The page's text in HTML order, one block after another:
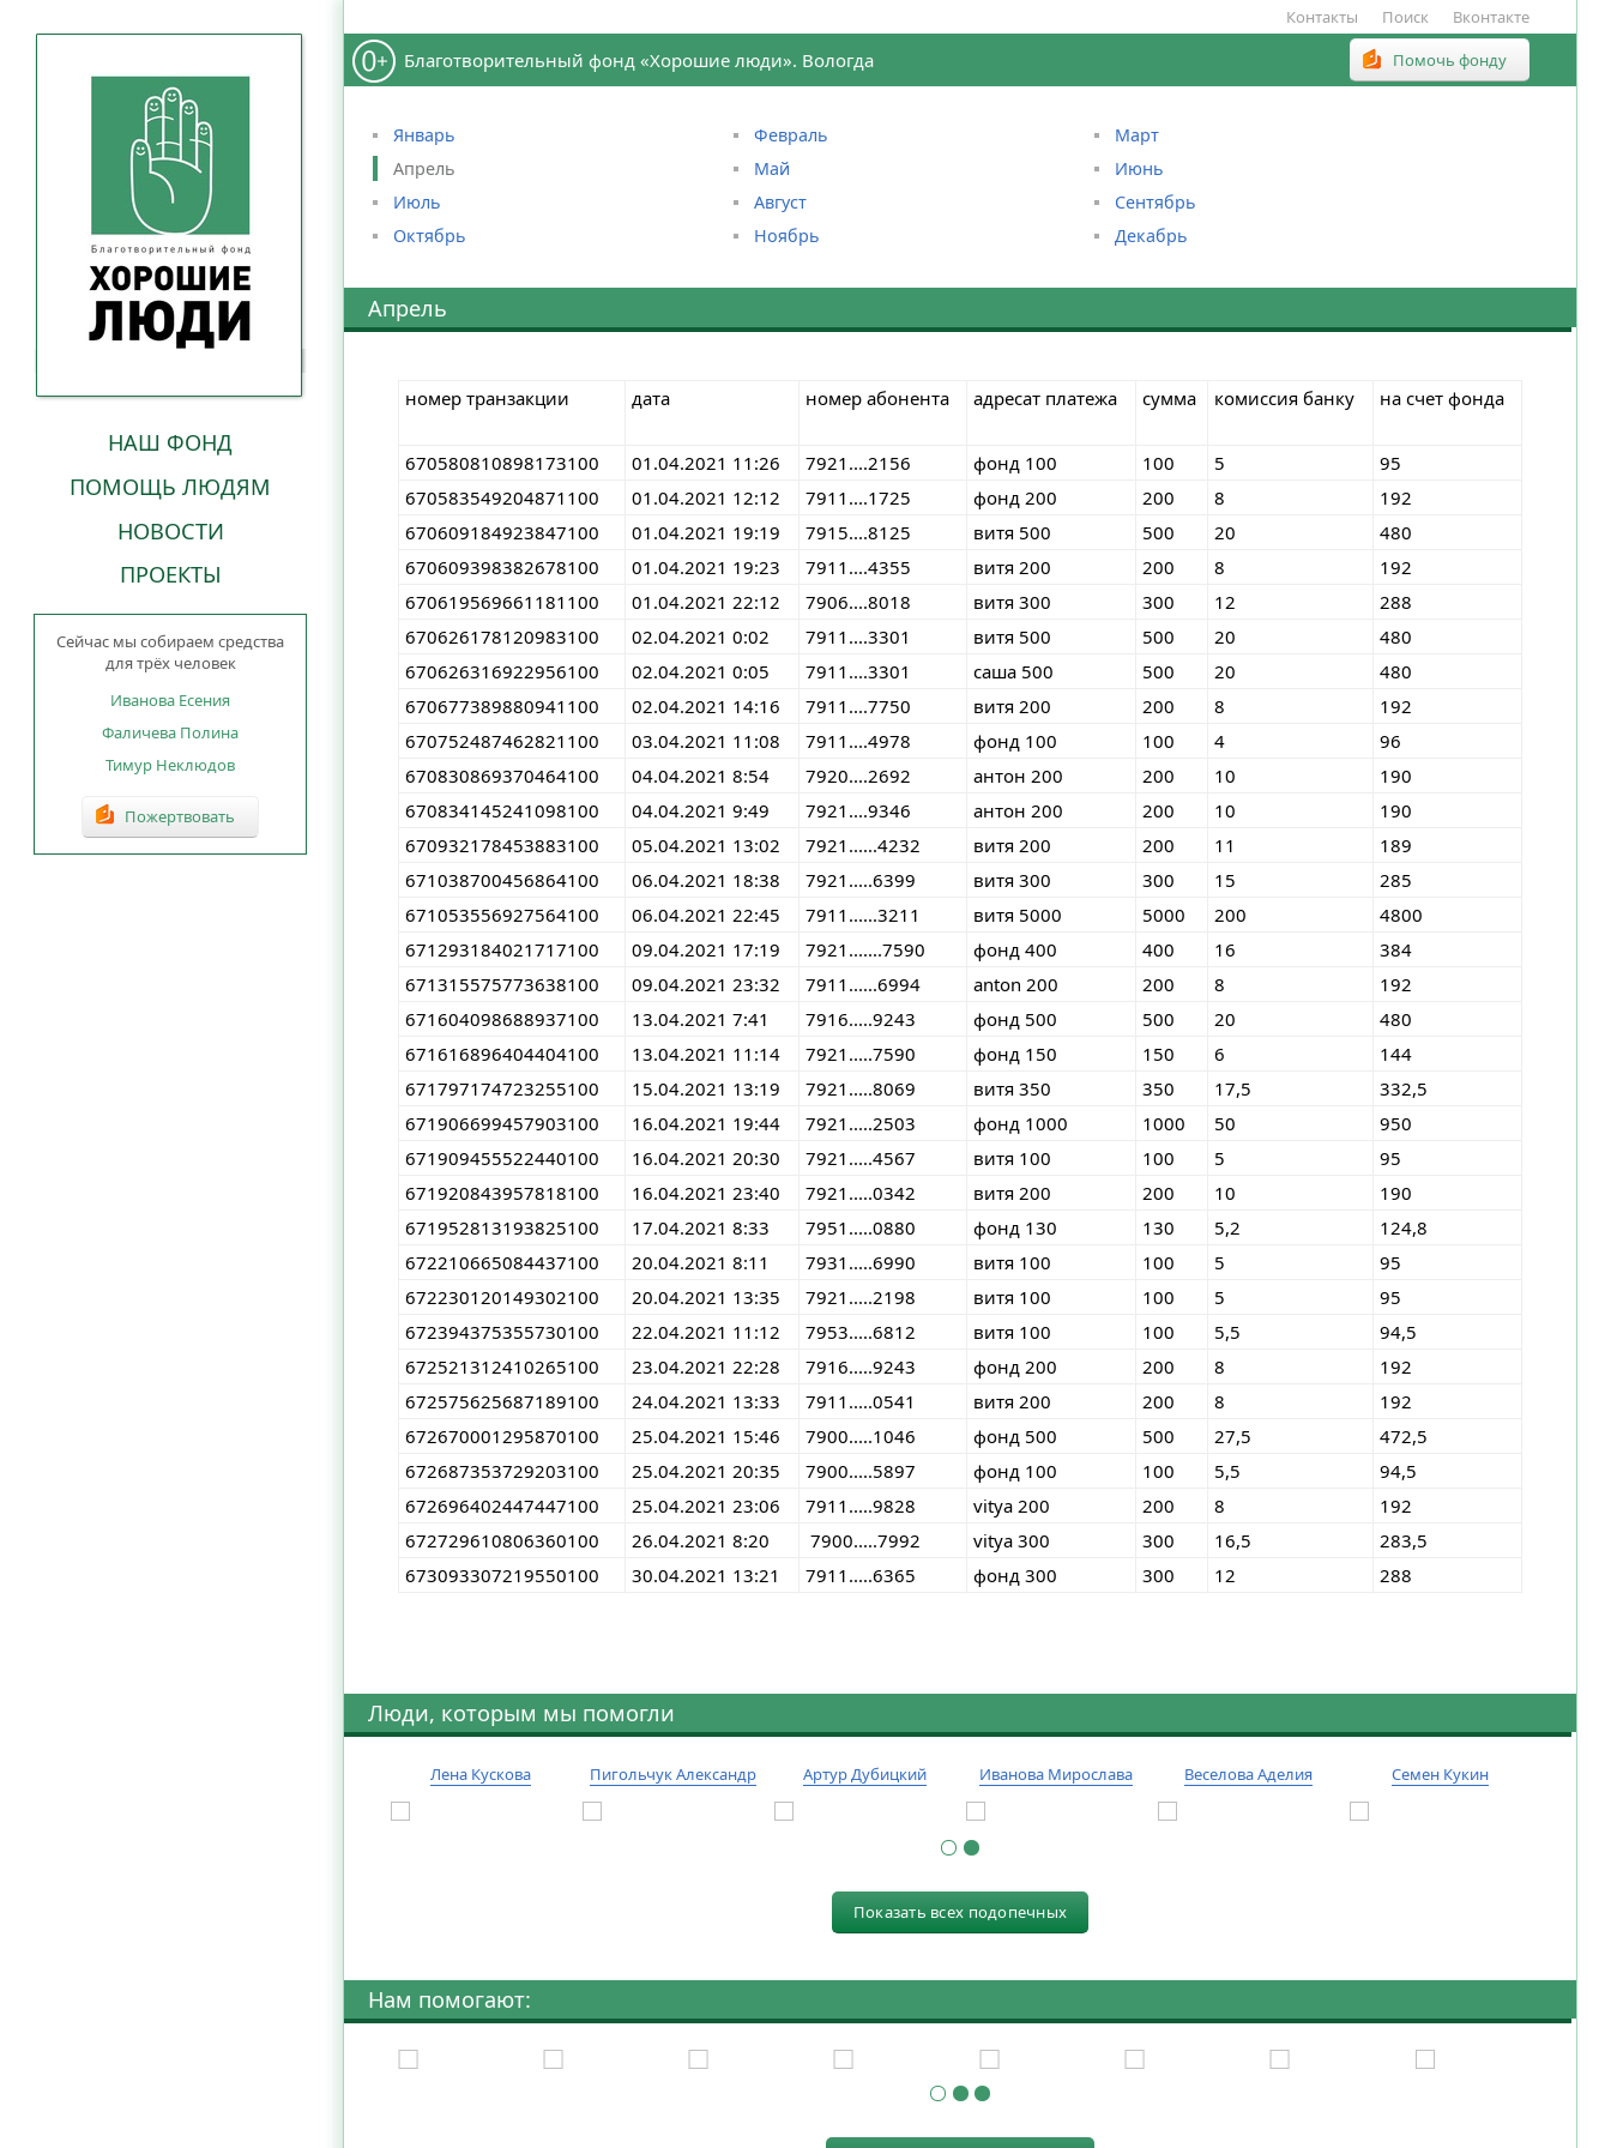
НАШ ФОНД
ПОМОЩЬ ЛЮДЯМ
НОВОСТИ
ПРОЕКТЫ
Сейчас мы собираем средства
для трёх человек
Иванова Есения
Фаличева Полина
Тимур Неклюдов
Пожертвовать
Контакты Поиск Вконтакте
Благотворительный фонд «Хорошие люди». Вологда Помочь фонду
Январь Февраль
Март
Апрель
Май
Июнь
Июль
Август
Сентябрь
Октябрь
Ноябрь Декабрь
Апрель
номер транзакции дата номер абонента адресат платежа сумма комиссия банку на счет фонда
670580810898173100 01.04.2021 11:26 7921....2156 фонд 100 100 5
95
670583549204871100
01.04.2021 12:12 7911....1725 фонд 200 200 8
192
670609184923847100
01.04.2021 19:19 7915....8125 витя 500 500 20
480
670609398382678100
01.04.2021 19:23 7911....4355 витя 200 200 8
192
670619569661181100
01.04.2021 22:12 7906....8018 витя 300 300 12
288
670626178120983100
02.04.2021 0:02 7911....3301 витя 500 500 20
480
670626316922956100
02.04.2021 0:05 7911....3301 саша 500 500 20
480
670677389880941100
02.04.2021 14:16 7911....7750 витя 200 200 8
192
670752487462821100
03.04.2021 11:08 7911....4978 фонд 100 100 4
96
670830869370464100
04.04.2021 8:54 7920....2692 антон 200 200 10
190
670834145241098100
04.04.2021 9:49 7921....9346 антон 200 200 10
190
670932178453883100
05.04.2021 13:02 7921......4232 витя 200 200 11
189
671038700456864100
06.04.2021 18:38 7921.....6399 витя 300 300 15
285
671053556927564100
06.04.2021 22:45 7911......3211 витя 5000 5000 200
4800
671293184021717100
09.04.2021 17:19 7921.......7590 фонд 400 400 16
384
671315575773638100
09.04.2021 23:32 7911......6994 anton 200 200 8
192
671604098688937100
13.04.2021 7:41 7916.....9243 фонд 500 500 20
480
671616896404404100
13.04.2021 11:14 7921.....7590 фонд 150 150 6
144
671797174723255100
15.04.2021 13:19 7921.....8069 витя 350 350 17,5
332,5
671906699457903100
16.04.2021 19:44 7921.....2503 фонд 1000 1000 50
950
671909455522440100
16.04.2021 20:30 7921.....4567 витя 100 100 5
95
671920843957818100
16.04.2021 23:40 7921.....0342 витя 200 200 10
190
671952813193825100
17.04.2021 8:33 7951.....0880 фонд 130 130 5,2
124,8
672210665084437100
20.04.2021 8:11 7931.....6990 витя 100 100 5
95
672230120149302100
20.04.2021 13:35 7921.....2198 витя 100 100 5
95
672394375355730100
22.04.2021 11:12 7953.....6812 витя 100 100 5,5
94,5
672521312410265100
23.04.2021 22:28 7916.....9243 фонд 200 200 8
192
672575625687189100
24.04.2021 13:33 7911.....0541 витя 200 200 8
192
672670001295870100
25.04.2021 15:46 7900.....1046 фонд 500 500 27,5
472,5
672687353729203100
25.04.2021 20:35 7900.....5897 фонд 100 100 5,5
94,5
672696402447447100
25.04.2021 23:06 7911.....9828 vitya 200 200 8
192
672729610806360100
26.04.2021 8:20 7900.....7992 vitya 300 300 16,5
283,5
673093307219550100
30.04.2021 13:21 7911.....6365 фонд 300 300 12 288
Люди, которым мы помогли
Лена Кускова Пигольчук Александр Артур Дубицкий Иванова Мирослава Веселова Аделия Семен Кукин
Показать всех подопечных
Нам помогают: